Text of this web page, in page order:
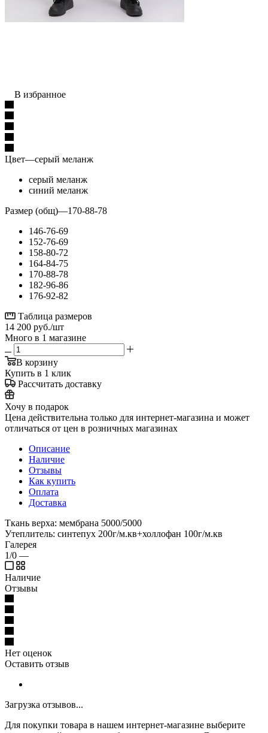
В избранное
Цвет—серый меланж
серый меланж
синий меланж
Размер (общ)—170-88-78
146-76-69
152-76-69
158-80-72
164-84-75
170-88-78
182-96-86
176-92-82
Таблица размеров
14 200 руб./шт
Много в 1 магазине
В корзину
Купить в 1 клик
Рассчитать доставку
Хочу в подарок
Цена действительна только для интернет-магазина и может
отличаться от цен в розничных магазинах
Описание
Наличие
Отзывы
Как купить
Оплата
Доставка
Ткань верха: мембрана 5000/5000
Утеплитель: синтепух 200г/м.кв+холлофан 100г/м.кв
Галерея
1/0 —
Наличие
Отзывы
Нет оценок
Оставить отзыв
Загрузка отзывов...
Для покупки товара в нашем интернет-магазине выберите